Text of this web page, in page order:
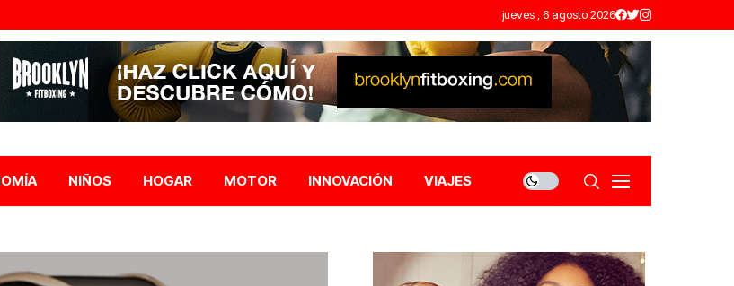
jueves , 6 agosto 2026
NIÑOS HOGAR MOTOR INNOVACIÓN VIAJES